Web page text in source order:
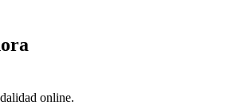
online.